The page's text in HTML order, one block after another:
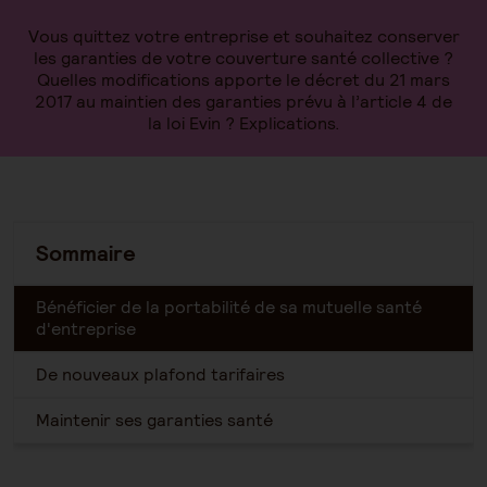
Vous quittez votre entreprise et souhaitez conserver
les garanties de votre couverture santé collective ?
Quelles modifications apporte le décret du 21 mars
2017 au maintien des garanties prévu à l’article 4 de
la loi Evin ? Explications.
Sommaire
Bénéficier de la portabilité de sa mutuelle santé
d'entreprise
De nouveaux plafond tarifaires
Maintenir ses garanties santé